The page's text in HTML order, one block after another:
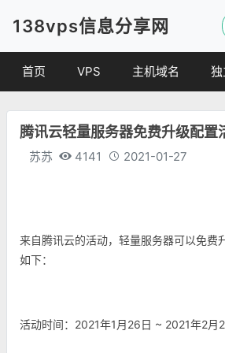
138vps信息分享网
首页 VPS
便宜VPS
VPS评测
主机域名
虚拟主机
腾讯云轻量服务器免费升级配置
苏苏 4141 2021-01-27
来自腾讯云的活动，轻量服务器可以免费
如下：
活动时间：2021年1月26日 ~ 2021年2月